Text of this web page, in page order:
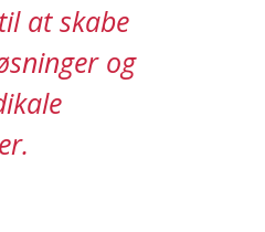
at skabe
og